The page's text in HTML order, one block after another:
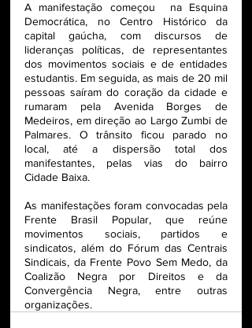
A manifestação começou  na Esquina
Democrática, no Centro Histórico da
capital gaúcha, com discursos de
lideranças políticas, de representantes
dos movimentos sociais e de entidades
estudantis. Em seguida, as mais de 20 mil
pessoas saíram do coração da cidade e
rumaram pela Avenida Borges de
Medeiros, em direção ao Largo Zumbi de
Palmares. O trânsito ficou parado no
local, até a dispersão total dos
manifestantes, pelas vias do bairro
Cidade Baixa.
As manifestações foram convocadas pela
Frente Brasil Popular, que reúne
movimentos sociais, partidos e
sindicatos, além do Fórum das Centrais
Sindicais, da Frente Povo Sem Medo, da
Coalizão Negra por Direitos e da
Convergência Negra, entre outras
organizações.